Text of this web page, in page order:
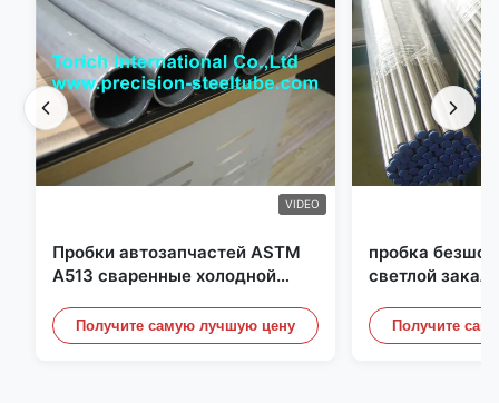
VIDEO
Пробки автозапчастей ASTM
A513 сваренные холодной
продукцией DOM
Получите самую лучшую цену
пробка
светлой
систем
Получите